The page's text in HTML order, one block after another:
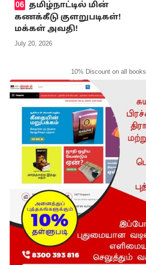
தமிழ்நாட்டில் மின்
கணக்கீடு குளறுபடிகள்!
மக்கள் அவதி!
July 20, 2026
10% Discount on all books